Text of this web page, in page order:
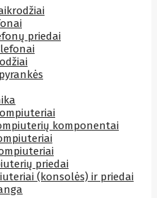
priedai
komponentai
priedai
(konsolės) ir priedai